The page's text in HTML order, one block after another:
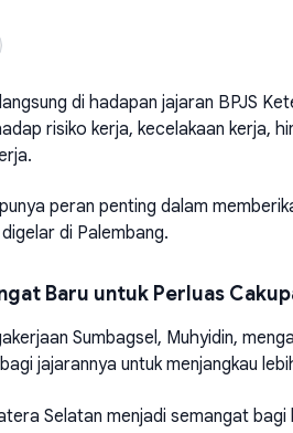
di hadapan jajaran BPJS
risiko kerja, kecelakaan kerja,
peran penting dalam
di Palembang.
Baru untuk Perluas
Sumbagsel, Muhyidin,
jajarannya untuk menjangkau
Selatan menjadi semangat